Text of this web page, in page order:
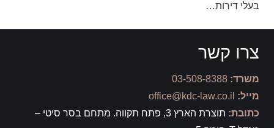
בעלי דירות…
צרו קשר
משרד: 03-508-8388
מייל: office@kdc-law.co.il
כתובת:
תוצרת הארץ 3, פתח תקווה. מתחם בסר סיטי –